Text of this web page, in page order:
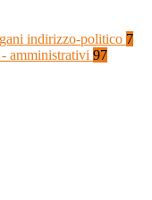
indirizzo-politico 7
amministrativi 97